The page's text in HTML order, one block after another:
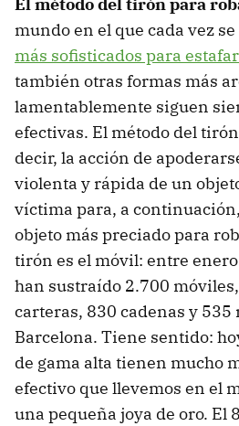
El método del tirón para
mundo en el que cada vez
más sofisticados para
también otras formas más
lamentablemente siguen
efectivas. El método del
decir, la acción de
violenta y rápida de un
víctima para, a
objeto más preciado para
tirón es el móvil: entre
han sustraído 2.700
carteras, 830 cadenas y 535
Barcelona. Tiene sentido:
de gama alta tienen mucho
efectivo que llevemos en el
una pequeña joya de oro. El